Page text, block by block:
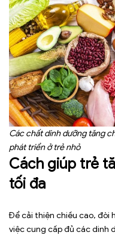
Các chất dinh dưỡng tăng
phát triển ở trẻ nhỏ
Cách giúp trẻ
tối đa
Để cải thiện chiều cao, đòi
việc cung cấp đủ các dinh